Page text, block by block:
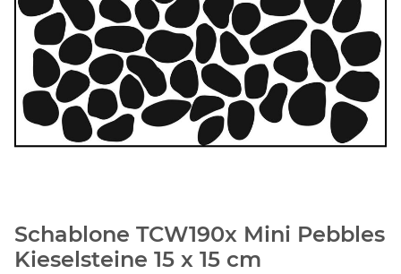
Schablone TCW190x Mini Pebbles
Kieselsteine 15 x 15 cm